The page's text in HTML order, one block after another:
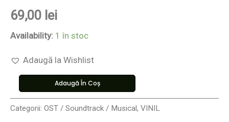
69,00 lei
Availability: 1 în stoc
Adaugă la Wishlist
Adaugă În Coș
Categorii: OST / Soundtrack / Musical, VINIL